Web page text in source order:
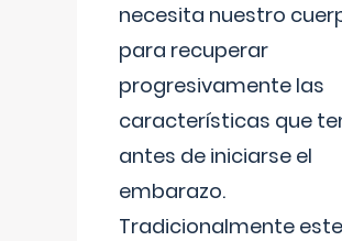
necesita nuestro
para recuperar
progresivamente las
características que
antes de iniciarse el
embarazo.
Tradicionalmente este